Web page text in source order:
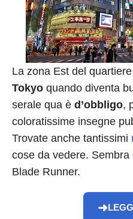
La zona Est del
Tokyo quando diventa
serale qua è d’obbligo,
coloratissime insegne
Trovate anche tantissimi
cose da vedere.
Blade Runner.
➜